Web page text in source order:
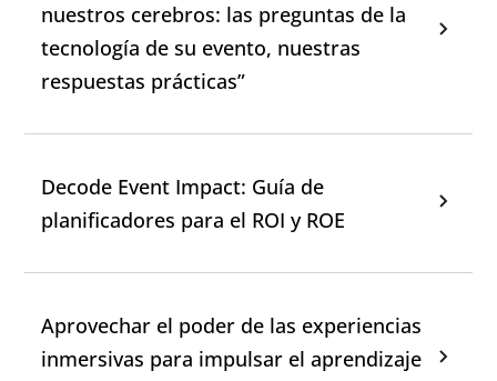
nuestros cerebros: las preguntas de la
tecnología de su evento, nuestras
respuestas prácticas”
Decode Event Impact: Guía de
planificadores para el ROI y ROE
Aprovechar el poder de las experiencias
inmersivas para impulsar el aprendizaje